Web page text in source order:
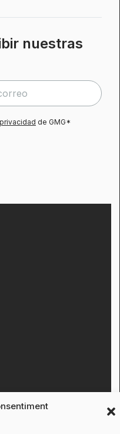
nuestras
de GMG*